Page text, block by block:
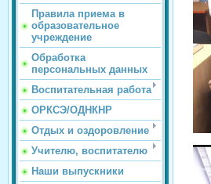
Правила приема в
образовательное
учреждение
Обработка
персональных данных
Воспитательная работа
ОРКСЭ/ОДНКНР
Отдых и оздоровление
Учителю, воспитателю
Наши выпускники